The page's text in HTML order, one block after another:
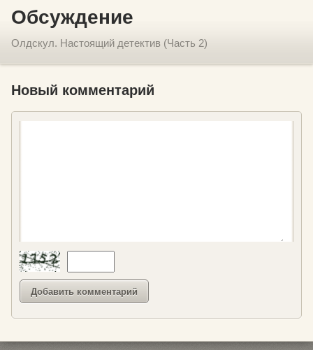
Обсуждение
Олдскул. Настоящий детектив (Часть 2)
Новый комментарий